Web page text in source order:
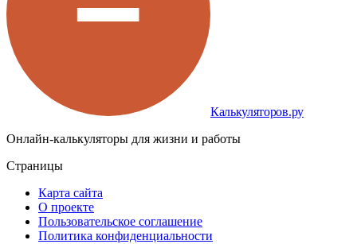
Калькуляторов.ру
Онлайн-калькуляторы для жизни и работы
Страницы
Карта сайта
О проекте
Пользовательское соглашение
Политика конфиденциальности